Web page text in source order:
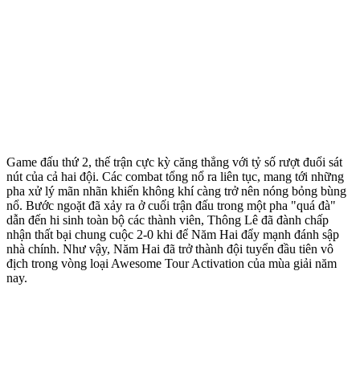
Game đấu thứ 2, thế trận cực kỳ căng thẳng với tỷ số rượt đuổi sát
nút của cả hai đội. Các combat tổng nổ ra liên tục, mang tới những
pha xử lý mãn nhãn khiến không khí càng trở nên nóng bỏng bùng
nổ. Bước ngoặt đã xảy ra ở cuối trận đấu trong một pha "quá đà"
dẫn đến hi sinh toàn bộ các thành viên, Thông Lê đã đành chấp
nhận thất bại chung cuộc 2-0 khi để Năm Hai đẩy mạnh đánh sập
nhà chính. Như vậy, Năm Hai đã trở thành đội tuyển đầu tiên vô
địch trong vòng loại Awesome Tour Activation của mùa giải năm
nay.